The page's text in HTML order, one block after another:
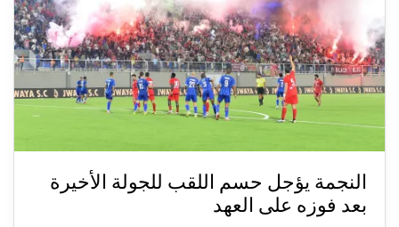
النجمة يؤجل حسم اللقب للجولة الأخيرة
بعد فوزه على العهد